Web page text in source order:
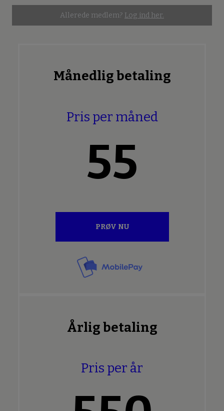
Allerede medlem? Log ind her.
Månedlig betaling
Pris per måned
55
PRØV NU
Årlig betaling
Pris per år